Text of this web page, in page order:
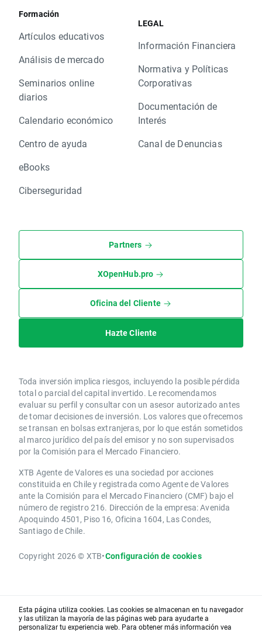
Formación
Artículos educativos
Análisis de mercado
Seminarios online
diarios
Calendario económico
Centro de ayuda
eBooks
Ciberseguridad
LEGAL
Información Financiera
Normativa y Políticas
Corporativas
Documentación de
Interés
Canal de Denuncias
Partners
XOpenHub.pro
Oficina del Cliente
Hazte Cliente
Toda inversión implica riesgos, incluyendo la posible pérdida
total o parcial del capital invertido. Le recomendamos
evaluar su perfil y consultar con un asesor autorizado antes
de tomar decisiones de inversión. Los valores que ofrecemos
se transan en bolsas extranjeras, por lo que están sometidos
al marco jurídico del país del emisor y no son supervisados
por la Comisión para el Mercado Financiero.
XTB Agente de Valores es una sociedad por acciones
constituida en Chile y registrada como Agente de Valores
ante la Comisión para el Mercado Financiero (CMF) bajo el
número de registro 216. Dirección de la empresa: Avenida
Apoquindo 4501, Piso 16, Oficina 1604, Las Condes,
Santiago de Chile.
Copyright 2026 © XTB•Configuración de cookies
Esta página utiliza cookies. Las cookies se almacenan en tu navegador
y las utilizan la mayoría de las páginas web para ayudarte a
personalizar tu experiencia web. Para obtener más información vea